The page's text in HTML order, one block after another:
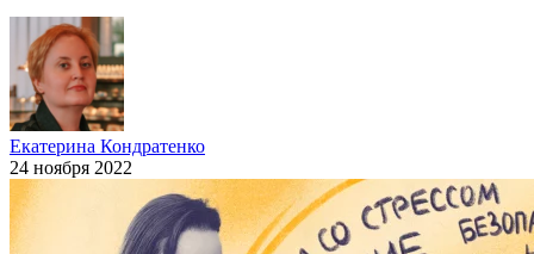
Екатерина Кондратенко
24 ноября 2022